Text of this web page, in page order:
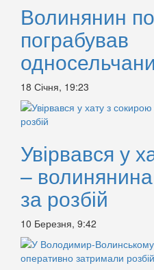
Волинянин
пограбував
18 Січня, 19:23
Увірвався у
–
за розбій
10 Березня, 9:42